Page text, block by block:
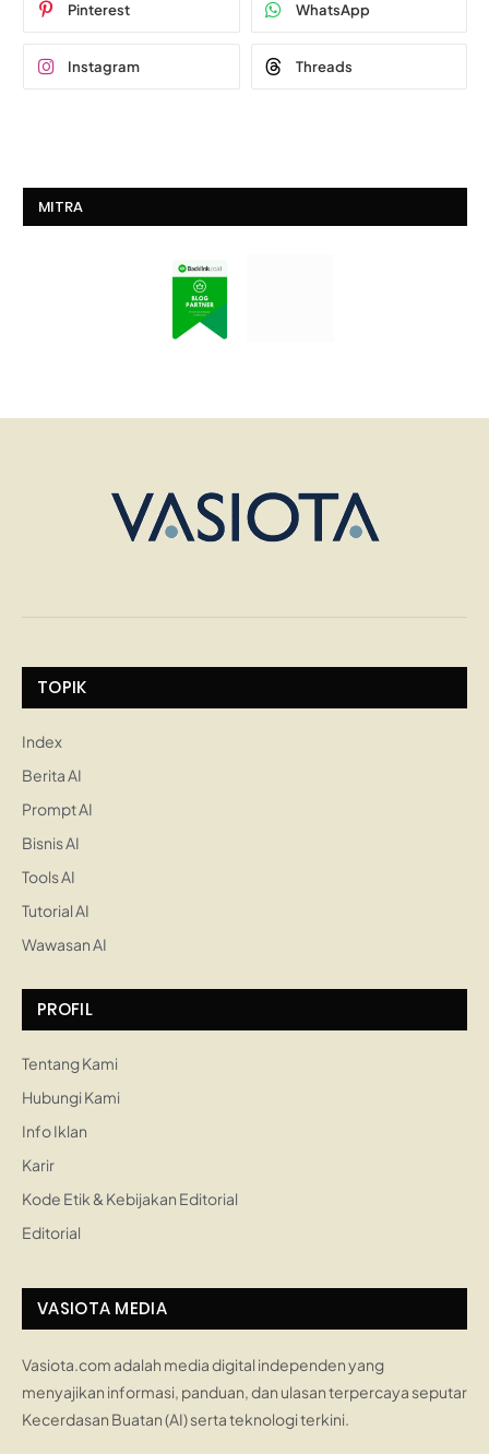
Pinterest WhatsApp
Instagram Threads
MITRA
TOPIK
Index
Berita AI
Prompt AI
Bisnis AI
Tools AI
Tutorial AI
Wawasan AI
PROFIL
Tentang Kami
Hubungi Kami
Info Iklan
Karir
Kode Etik & Kebijakan Editorial
Editorial
VASIOTA MEDIA
Vasiota.com adalah media digital independen yang
menyajikan informasi, panduan, dan ulasan terpercaya seputar
Kecerdasan Buatan (AI) serta teknologi terkini.